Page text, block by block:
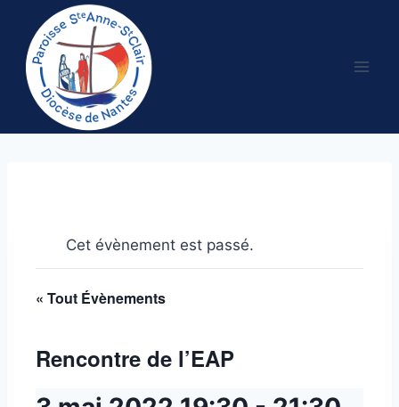
contenu
Cet évènement est passé.
« Tout Évènements
Rencontre de l’EAP